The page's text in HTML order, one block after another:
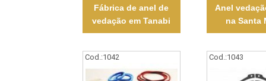
Fábrica de anel de
vedação em Tanabi
Anel
na Santa
Cod.:1042 Cod.:1043